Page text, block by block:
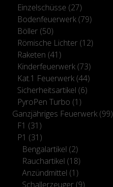
Einzelschüsse (27)
Bodenfeuerwerk (79)
Böller (50)
Römische Lichter (12)
Raketen (41)
Kinderfeuerwerk (73)
Kat.1 Feuerwerk (44)
Sicherheitsartikel (6)
PyroPen Turbo (1)
Ganzjähriges Feuerwerk (99)
F1 (31)
P1 (31)
Bengalartikel (2)
Rauchartikel (18)
Anzündmittel (1)
Schallerzeuger (9)